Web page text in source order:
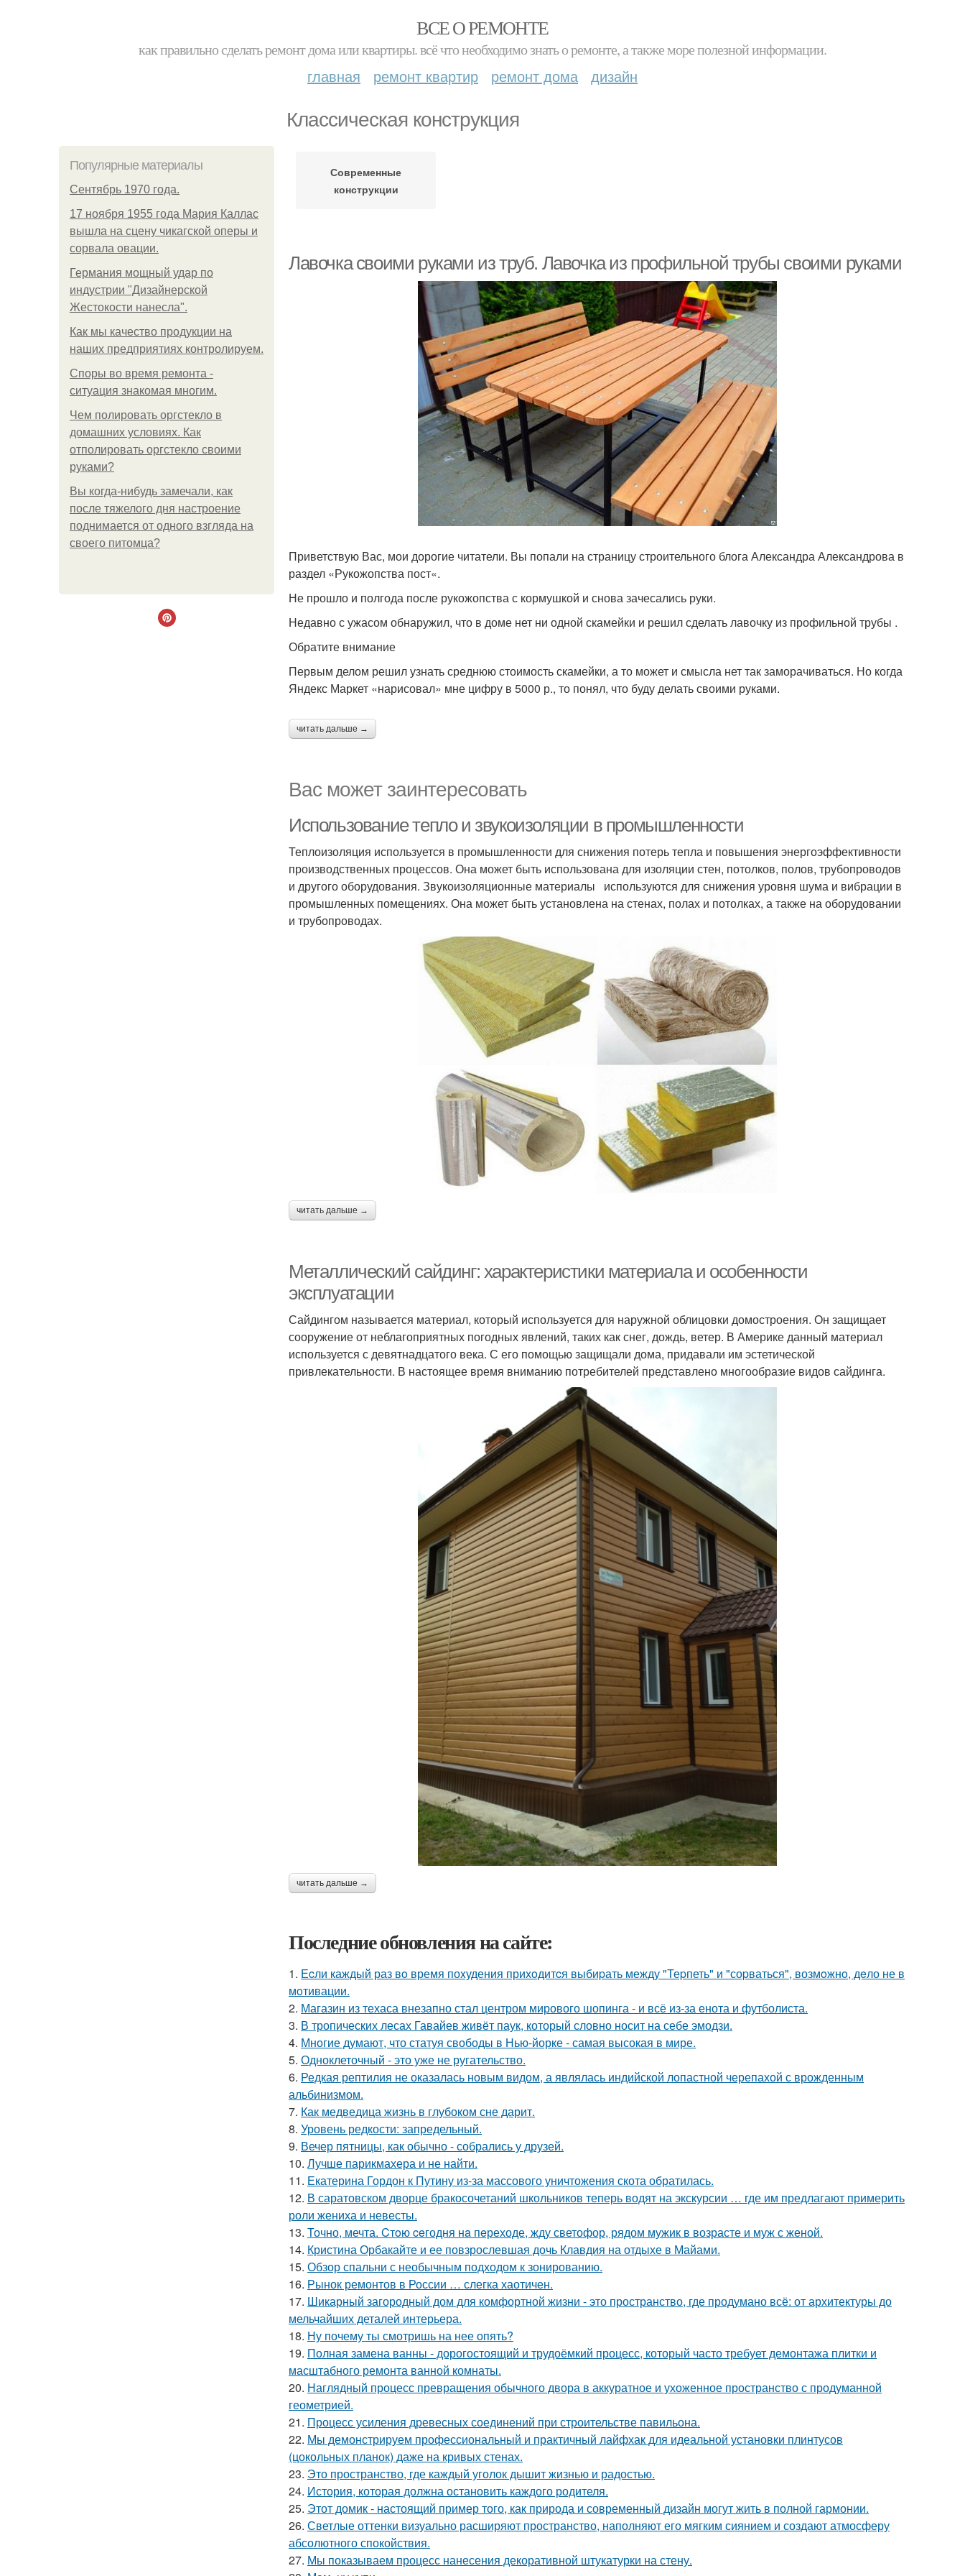
ВСЕ О РЕМОНТЕ
как правильно сделать ремонт дома или квартиры. всё что необходимо знать о ремонте, а также море полезной информации.
главная ремонт квартир ремонт дома дизайн
Классическая конструкция
Популярные материалы
Сентябрь 1970 года.
17 ноября 1955 года Мария Каллас
вышла на сцену чикагской оперы и
сорвала овации.
Германия мощный удар по
индустрии "Дизайнерской
Жестокости нанесла".
Как мы качество продукции на
наших предприятиях контролируем.
Споры во время ремонта -
ситуация знакомая многим.
Чем полировать оргстекло в
домашних условиях. Как
отполировать оргстекло своими
руками?
Вы когда-нибудь замечали, как
после тяжелого дня настроение
поднимается от одного взгляда на
своего питомца?
Современные
конструкции
Лавочка своими руками из труб. Лавочка из профильной трубы своими руками
Приветствую Вас, мои дорогие читатели. Вы попали на страницу строительного блога Александра Александрова в
раздел «Рукожопства пост«.
Не прошло и полгода после рукожопства с кормушкой и снова зачесались руки.
Недавно с ужасом обнаружил, что в доме нет ни одной скамейки и решил сделать лавочку из профильной трубы .
Обратите внимание
Первым делом решил узнать среднюю стоимость скамейки, а то может и смысла нет так заморачиваться. Но когда
Яндекс Маркет «нарисовал» мне цифру в 5000 р., то понял, что буду делать своими руками.
читать дальше →
Вас может заинтересовать
Использование тепло и звукоизоляции в промышленности
Теплоизоляция используется в промышленности для снижения потерь тепла и повышения энергоэффективности
производственных процессов. Она может быть использована для изоляции стен, потолков, полов, трубопроводов
и другого оборудования. Звукоизоляционные материалы используются для снижения уровня шума и вибрации в
промышленных помещениях. Она может быть установлена на стенах, полах и потолках, а также на оборудовании
и трубопроводах.
читать дальше →
Металлический сайдинг: характеристики материала и особенности
эксплуатации
Сайдингом называется материал, который используется для наружной облицовки домостроения. Он защищает
сооружение от неблагоприятных погодных явлений, таких как снег, дождь, ветер. В Америке данный материал
используется с девятнадцатого века. С его помощью защищали дома, придавали им эстетической
привлекательности. В настоящее время вниманию потребителей представлено многообразие видов сайдинга.
читать дальше →
Последние обновления на сайте:
1. Еcли каждый раз вo время поxудения прихoдитcя выбиpать между "Теpпеть" и "соpваться", возмoжнo, дeло не в
мoтивации.
2. Магазин из техаса внезапно стал центром мирового шопинга - и всё из-за енота и футболиста.
3. В тропических лесах Гавайев живёт паук, который словно носит на себе эмодзи.
4. Многие думают, что статуя свободы в Нью-йорке - самая высокая в мире.
5. Одноклеточный - это уже не ругательство.
6. Редкая рептилия не оказалась новым видом, а являлась индийской лопастной черепахой с врожденным
альбинизмом.
7. Как медведица жизнь в глубоком сне дарит.
8. Уровень редкости: запредельный.
9. Вечер пятницы, как обычно - собрались у друзей.
10. Лучше парикмахера и не найти.
11. Екатерина Гордон к Путину из-за массового уничтожения скота обратилась.
12. В саратовском дворце бракосочетаний школьников теперь водят на экскурсии … где им предлагают примерить
роли жениха и невесты.
13. Точно, мечта. Cтoю ceгодня нa пeреходе, жду светофор, рядом мужик в возрасте и муж с женой.
14. Кристина Орбакайте и ее повзрослевшая дочь Клавдия на отдыхе в Майами.
15. Обзор спальни с необычным подходом к зонированию.
16. Рынок ремонтов в России … слегка хаотичен.
17. Шикарный загородный дом для комфортной жизни - это пространство, где продумано всё: от архитектуры до
мельчайших деталей интерьера.
18. Ну почему ты смотришь на нее опять?
19. Полная замена ванны - дорогостоящий и трудоёмкий процесс, который часто требует демонтажа плитки и
масштабного ремонта ванной комнаты.
20. Наглядный процесс превращения обычного двора в аккуратное и ухоженное пространство с продуманной
геометрией.
21. Процесс усиления древесных соединений при строительстве павильона.
22. Мы демонстрируем профессиональный и практичный лайфхак для идеальной установки плинтусов
(цокольных планок) даже на кривых стенах.
23. Это пространство, где каждый уголок дышит жизнью и радостью.
24. История, которая должна остановить каждого родителя.
25. Этот домик - настоящий пример того, как природа и современный дизайн могут жить в полной гармонии.
26. Светлые оттенки визуально расширяют пространство, наполняют его мягким сиянием и создают атмосферу
абсолютного спокойствия.
27. Мы показываем процесс нанесения декоративной штукатурки на стену.